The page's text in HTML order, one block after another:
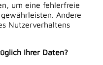
um eine fehlerfreie
Andere
Nutzerverhaltens
Ihrer Daten?